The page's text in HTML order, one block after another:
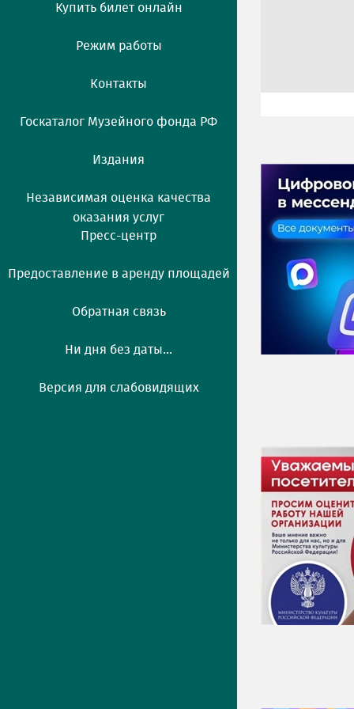
Купить билет онлайн
Режим работы
Контакты
Госкаталог Музейного фонда РФ
Издания
Независимая оценка качества
оказания услуг
Пресс-центр
Предоставление в аренду площадей
Обратная связь
Ни дня без даты...
Версия для слабовидящих